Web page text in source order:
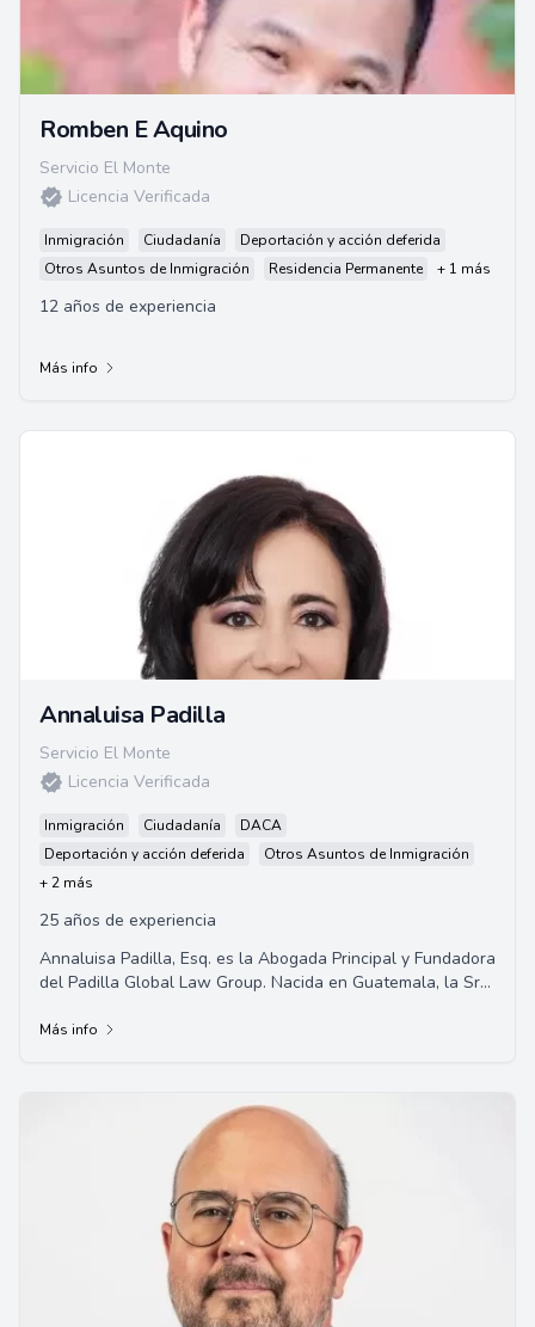
Romben E Aquino
Servicio El Monte
Licencia Verificada
Inmigración Ciudadanía
Deportación y acción deferida
Otros Asuntos de Inmigración
Residencia Permanente + 1 más
12 años de experiencia
Más info
Annaluisa Padilla
Servicio El Monte
Licencia Verificada
Inmigración Ciudadanía
DACA
Deportación y acción deferida
Otros Asuntos de Inmigración
+ 2 más
25 años de experiencia
Annaluisa Padilla, Esq. es la Abogada Principal y Fundadora
del Padilla Global Law Group. Nacida en Guatemala, la Sra.
Más info